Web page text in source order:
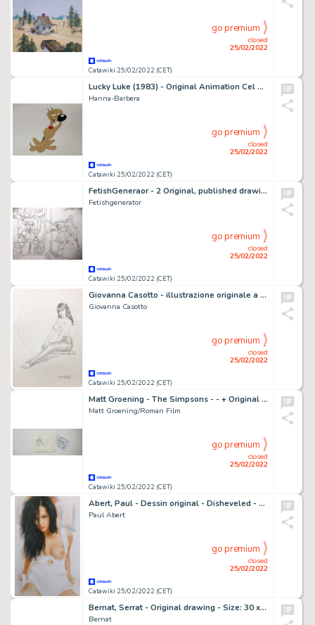
Catawiki 25/02/2022 (CET)
closed
25/02/2022
go premium
Lucky Luke (1983) - Original Animation Cel of Rantanplan
Hanna-Barbera
Catawiki 25/02/2022 (CET)
closed
25/02/2022
go premium
FetishGeneraor - 2 Original, published drawings - Bondage - Formaat (2x): 29 x 21 cm. - (2000)
Fetishgenerator
Catawiki 25/02/2022 (CET)
closed
25/02/2022
go premium
Giovanna Casotto - illustrazione originale a matita â€œDonna Panteraâ€ - 25x35 - firmata - Page volante (2021)
Giovanna Casotto
Catawiki 25/02/2022 (CET)
closed
25/02/2022
go premium
Matt Groening - The Simpsons - - + Original Animation Production Drawing + - Exemplaire unique - (1989/2021)
Matt Groening/Roman Film
Catawiki 25/02/2022 (CET)
closed
25/02/2022
go premium
Abert, Paul - Dessin original - Disheveled - Format: 20 x 30 cm. - (2018)
Paul Abert
Catawiki 25/02/2022 (CET)
closed
25/02/2022
go premium
Bernat, Serrat - Original drawing - Size: 30 x 21 cm.
Bernat